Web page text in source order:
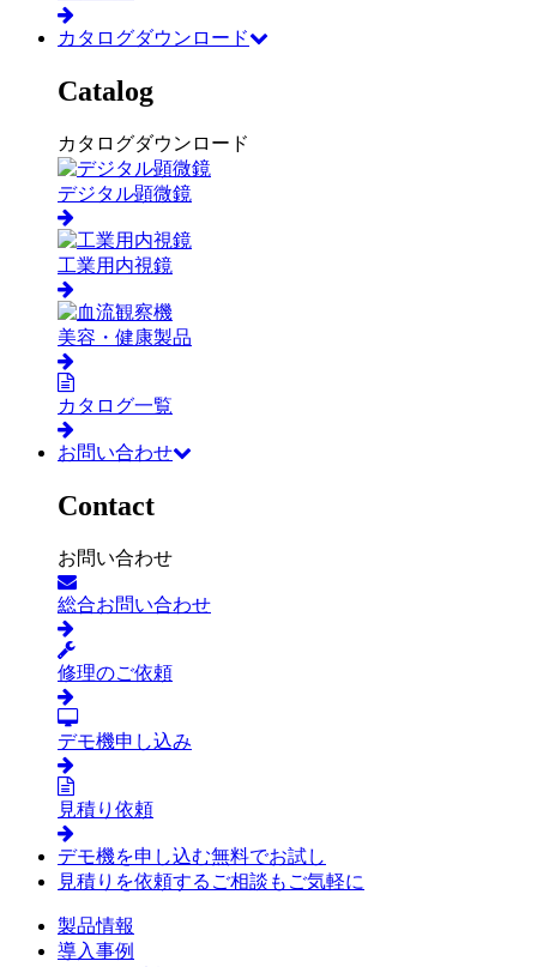
カタログダウンロード
Catalog
カタログダウンロード
デジタル顕微鏡
工業用内視鏡
美容・健康製品
カタログ一覧
お問い合わせ
Contact
お問い合わせ
総合お問い合わせ
修理のご依頼
デモ機申し込み
見積り依頼
デモ機を申し込む無料でお試し
見積りを依頼する ご相談もご気軽に
製品情報
導入事例